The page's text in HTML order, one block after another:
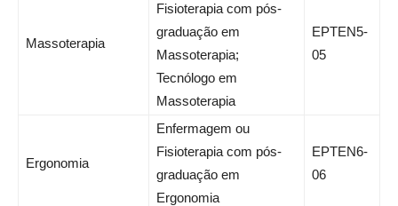
Massoterapia
Fisioterapia com pós-
graduação em
Massoterapia;
Tecnólogo em
Massoterapia
EPTEN5-
05
Ergonomia
Enfermagem ou
Fisioterapia com pós-
graduação em
Ergonomia
EPTEN6-
06